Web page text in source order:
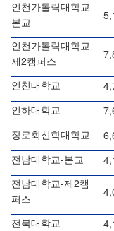
인천가톨릭대학교-
본교
인천가톨릭대학교-
제 2캠퍼스
인천대학교
인하대학교
장로회신학대학교
전남대학교-본교
전남대학교-제 2캠
퍼스
전북대학교